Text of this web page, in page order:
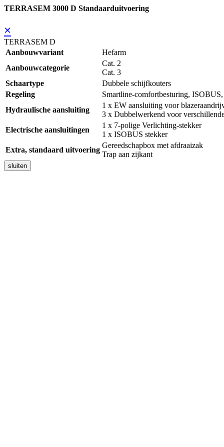
TERRASEM 3000 D Standaarduitvoering
×
TERRASEM D
Aanbouwvariant
Hefarm
Aanbouwcategorie
Cat. 2
Cat. 3
Schaartype
Dubbele schijfkouters
Regeling
Smartline-comfortbesturing,
Hydraulische aansluiting
1 x EW aansluiting voor
3 x Dubbelwerkend voor
Electrische aansluitingen
1 x 7-polige Verlichting-stekker
1 x ISOBUS stekker
Extra, standaard uitvoering
Gereedschapbox met afdraaizak
Trap aan zijkant
sluiten